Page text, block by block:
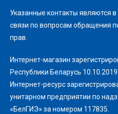
Указанные контакты являются
связи по вопросам обращения
прав.
Интернет-магазин
Республики Беларусь
Интернет-ресурс
унитарном предприятии по
«БелГИЭ» за номером 117835.